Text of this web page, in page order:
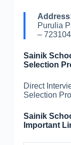
Purulia
– 723104
Sainik
Selection
Direct
Selection
Sainik
Important